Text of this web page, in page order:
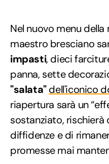
Nel nuovo menu
maestro bresciano
impasti, dieci
panna, sette
"salata"dell'iconico
riapertura sarà un
sostanziato, rischierà
diffidenze e di
promesse mai